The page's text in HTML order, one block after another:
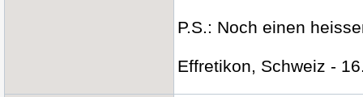
P.S.: Noch einen
Effretikon, Schweiz -